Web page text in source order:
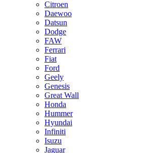
Citroen
Daewoo
Datsun
Dodge
FAW
Ferrari
Fiat
Ford
Geely
Genesis
Great Wall
Honda
Hummer
Hyundai
Infiniti
Isuzu
Jaguar